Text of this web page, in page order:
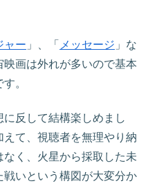
ャー 」、「 メッセージ 」な
画は外れが多いので基本
。
反して結構楽しめまし
て、視聴者を無理やり納
く、火星から採取した未
いという構図が大変分か